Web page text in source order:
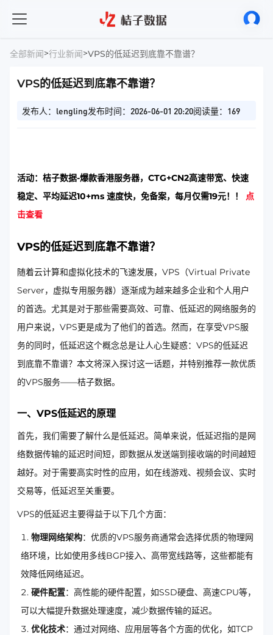
全部新闻>行业新闻>VPS的低延迟到底靠不靠谱？
VPS的低延迟到底靠不靠谱？
发布人：lengling发布时间：2026-06-01 20:20阅读量：169
活动：桔子数据-爆款香港服务器，CTG+CN2高速带宽、快速
稳定、平均延迟10+ms 速度快，免备案，每月仅需19元！！ 点
击查看
VPS的低延迟到底靠不靠谱？
随着云计算和虚拟化技术的飞速发展，VPS（Virtual Private
Server，虚拟专用服务器）逐渐成为越来越多企业和个人用户
的首选。尤其是对于那些需要高效、可靠、低延迟的网络服务的
用户来说，VPS更是成为了他们的首选。然而，在享受VPS服
务的同时，低延迟这个概念总是让人心生疑惑：VPS的低延迟
到底靠不靠谱？本文将深入探讨这一话题，并特别推荐一款优质
的VPS服务——桔子数据。
一、VPS低延迟的原理
首先，我们需要了解什么是低延迟。简单来说，低延迟指的是网
络数据传输的延迟时间短，即数据从发送端到接收端的时间越短
越好。对于需要高实时性的应用，如在线游戏、视频会议、实时
交易等，低延迟至关重要。
VPS的低延迟主要得益于以下几个方面：
物理网络架构：优质的VPS服务商通常会选择优质的物理网
络环境，比如使用多线BGP接入、高带宽线路等，这些都能有
效降低网络延迟。
硬件配置：高性能的硬件配置，如SSD硬盘、高速CPU等，
可以大幅提升数据处理速度，减少数据传输的延迟。
优化技术：通过对网络、应用层等各个方面的优化，如TCP